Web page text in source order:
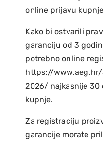
online prijavu
Kako bi ostvarili
garanciju od 3
potrebno online
https://
2026/ najkasnije 30
kupnje.
Za registraciju
garancije morate